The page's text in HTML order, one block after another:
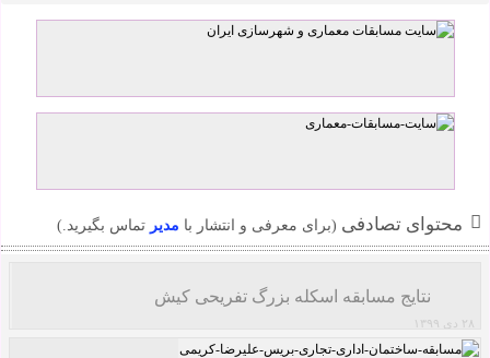
محتوای تصادفی (برای معرفی و انتشار با مدیر تماس بگیرید.)
نتایج مسابقه اسکله بزرگ تفریحی کیش
۲۸ دی ۱۳۹۹